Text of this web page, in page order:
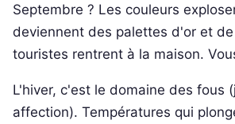
Septembre ? Les couleurs
deviennent des palettes d'or et
touristes rentrent à la maison.
L'hiver, c'est le domaine des fous
affection). Températures qui